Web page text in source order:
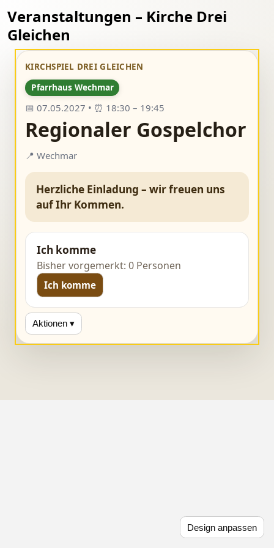
Design anpassen
Veranstaltungen – Kirche Drei
Gleichen
KIRCHSPIEL DREI GLEICHEN
Pfarrhaus Wechmar
📅 07.05.2027 • ⏰ 18:30 – 19:45
Regionaler Gospelchor
📍 Wechmar
Herzliche Einladung – wir freuen uns
auf Ihr Kommen.
Ich komme
Bisher vorgemerkt: 0 Personen
Ich komme
Aktionen ▾